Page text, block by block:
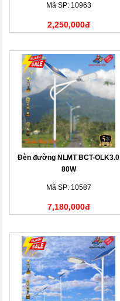
Mã SP: 10963
2,250,000đ
Đèn đường NLMT BCT-OLK3.0
80W
Mã SP: 10587
7,180,000đ